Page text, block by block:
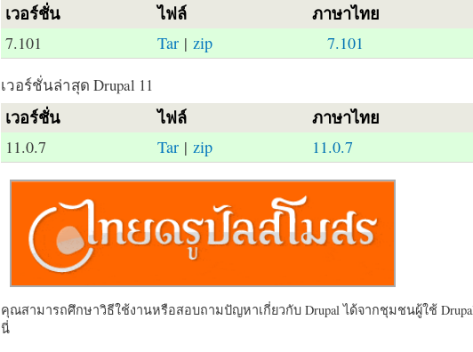
เวอร์ชั่น ไฟล์ ภาษาไทย
7.101 Tar| zip 7.101
เวอร์ชั่นล่าสุด Drupal 11
เวอร์ชั่น ไฟล์ ภาษาไทย
11.0.7 Tar| zip 11.0.7
คุณสามารถศึกษาวิธีใช้งานหรือสอบถามปัญหาเกี่ยวกับ Drupal ได้จากชุมชนผู้ใช้
นี่